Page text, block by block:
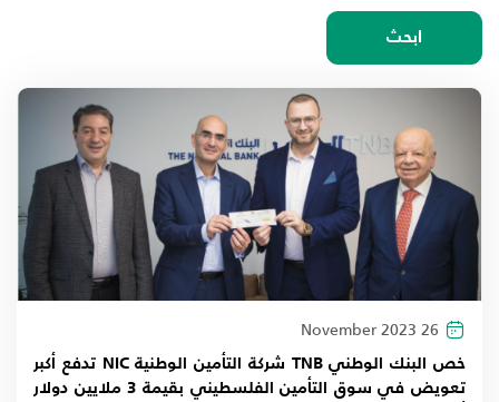
اختيار السنة
2025
2024
2021
2020
ابحث
26 November 2023
خص البنك الوطني TNB شركة التأمين الوطنية NIC تدفع أكبر
تعويض في سوق التأمين الفلسطيني بقيمة 3 ملايين دولار